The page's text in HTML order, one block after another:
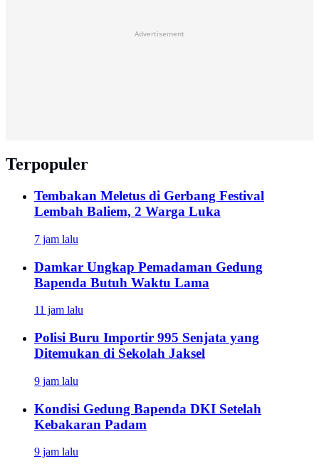
Advertisement
Terpopuler
Tembakan Meletus di Gerbang Festival
Lembah Baliem, 2 Warga Luka
7 jam lalu
Damkar Ungkap Pemadaman Gedung
Bapenda Butuh Waktu Lama
11 jam lalu
Polisi Buru Importir 995 Senjata yang
Ditemukan di Sekolah Jaksel
9 jam lalu
Kondisi Gedung Bapenda DKI Setelah
Kebakaran Padam
9 jam lalu